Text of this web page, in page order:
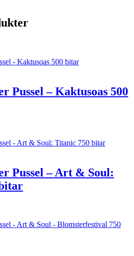
Pussel – Kaktusoas 500
Pussel – Art & Soul: